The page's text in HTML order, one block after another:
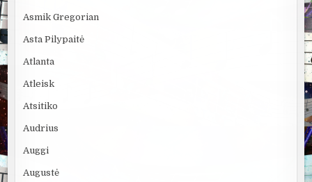
Asmik Gregorian
Asta Pilypaitė
Atlanta
Atleisk
Atsitiko
Audrius
Auggi
Augustė